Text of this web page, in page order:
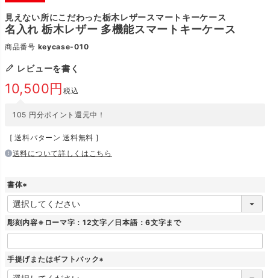
見えない所にこだわった栃木レザースマートキーケース
名入れ 栃木レザー 多機能スマートキーケース
商品番号 keycase-010
レビューを書く
10,500 税込
105 円分ポイント還元中！
送料パターン 送料無料
送料について詳しくはこちら
書体
(
必
須
彫刻内容※ローマ字：12文字／日本語：6文字まで
手提げまたはギフトバック
(